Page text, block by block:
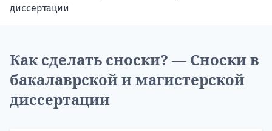
диссертации
Как сделать сноски? — Сноски в
бакалаврской и магистерской
диссертации